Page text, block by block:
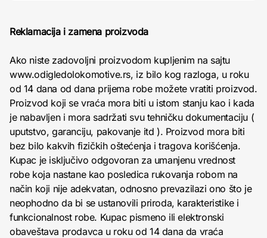
Reklamacija i zamena proizvoda
Ako niste zadovoljni proizvodom kupljenim na sajtu
www.odigledolokomotive.rs, iz bilo kog razloga, u roku
od 14 dana od dana prijema robe možete vratiti proizvod.
Proizvod koji se vraća mora biti u istom stanju kao i kada
je nabavljen i mora sadržati svu tehničku dokumentaciju (
uputstvo, garanciju, pakovanje itd ). Proizvod mora biti
bez bilo kakvih fizičkih oštećenja i tragova korišćenja.
Kupac je isključivo odgovoran za umanjenu vrednost
robe koja nastane kao posledica rukovanja robom na
način koji nije adekvatan, odnosno prevazilazi ono što je
neophodno da bi se ustanovili priroda, karakteristike i
funkcionalnost robe. Kupac pismeno ili elektronski
obaveštava prodavca u roku od 14 dana da vraća